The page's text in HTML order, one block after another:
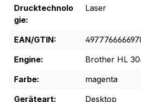
Drucktechnolo
gie:
Laser
EAN/GTIN:
Engine:
Brother HL
Farbe:
magenta
Geräteart:
Desktop